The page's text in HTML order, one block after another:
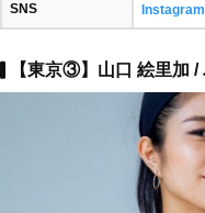
SNS Instagram
【東京③】山口 絵里加